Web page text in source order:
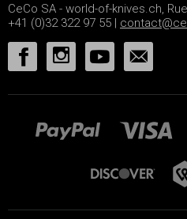
CeCo SA - world-of-knives.ch,
+41 (0)32 322 97 55 |